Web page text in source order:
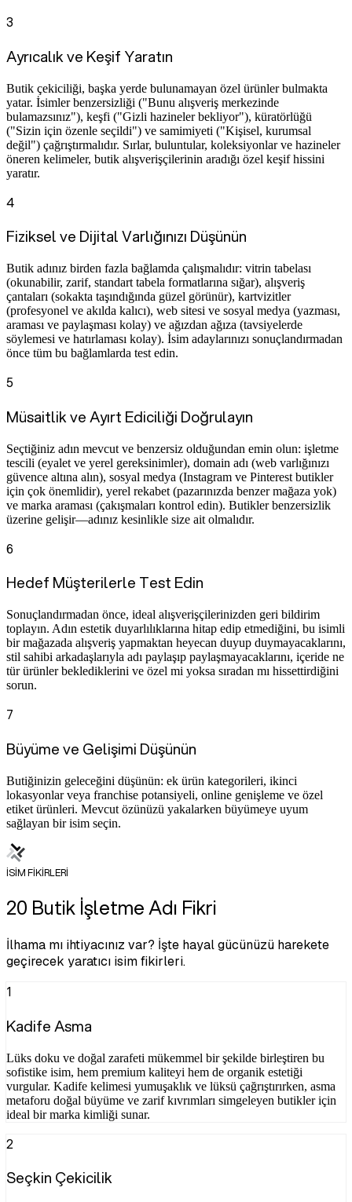
3
Ayrıcalık ve Keşif Yaratın
Butik çekiciliği, başka yerde bulunamayan özel ürünler bulmakta
yatar. İsimler benzersizliği ("Bunu alışveriş merkezinde
bulamazsınız"), keşfi ("Gizli hazineler bekliyor"), küratörlüğü
("Sizin için özenle seçildi") ve samimiyeti ("Kişisel, kurumsal
değil") çağrıştırmalıdır. Sırlar, buluntular, koleksiyonlar ve hazineler
öneren kelimeler, butik alışverişçilerinin aradığı özel keşif hissini
yaratır.
4
Fiziksel ve Dijital Varlığınızı Düşünün
Butik adınız birden fazla bağlamda çalışmalıdır: vitrin tabelası
(okunabilir, zarif, standart tabela formatlarına sığar), alışveriş
çantaları (sokakta taşındığında güzel görünür), kartvizitler
(profesyonel ve akılda kalıcı), web sitesi ve sosyal medya (yazması,
araması ve paylaşması kolay) ve ağızdan ağıza (tavsiyelerde
söylemesi ve hatırlaması kolay). İsim adaylarınızı sonuçlandırmadan
önce tüm bu bağlamlarda test edin.
5
Müsaitlik ve Ayırt Ediciliği Doğrulayın
Seçtiğiniz adın mevcut ve benzersiz olduğundan emin olun: işletme
tescili (eyalet ve yerel gereksinimler), domain adı (web varlığınızı
güvence altına alın), sosyal medya (Instagram ve Pinterest butikler
için çok önemlidir), yerel rekabet (pazarınızda benzer mağaza yok)
ve marka araması (çakışmaları kontrol edin). Butikler benzersizlik
üzerine gelişir—adınız kesinlikle size ait olmalıdır.
6
Hedef Müşterilerle Test Edin
Sonuçlandırmadan önce, ideal alışverişçilerinizden geri bildirim
toplayın. Adın estetik duyarlılıklarına hitap edip etmediğini, bu isimli
bir mağazada alışveriş yapmaktan heyecan duyup duymayacaklarını,
stil sahibi arkadaşlarıyla adı paylaşıp paylaşmayacaklarını, içeride ne
tür ürünler beklediklerini ve özel mi yoksa sıradan mı hissettirdiğini
sorun.
7
Büyüme ve Gelişimi Düşünün
Butiğinizin geleceğini düşünün: ek ürün kategorileri, ikinci
lokasyonlar veya franchise potansiyeli, online genişleme ve özel
etiket ürünleri. Mevcut özünüzü yakalarken büyümeye uyum
sağlayan bir isim seçin.
İSİM FİKİRLERİ
20 Butik İşletme Adı Fikri
İlhama mı ihtiyacınız var? İşte hayal gücünüzü harekete
geçirecek yaratıcı isim fikirleri.
1
Kadife Asma
Lüks doku ve doğal zarafeti mükemmel bir şekilde birleştiren bu
sofistike isim, hem premium kaliteyi hem de organik estetiği
vurgular. Kadife kelimesi yumuşaklık ve lüksü çağrıştırırken, asma
metaforu doğal büyüme ve zarif kıvrımları simgeleyen butikler için
ideal bir marka kimliği sunar.
2
Seçkin Çekicilik